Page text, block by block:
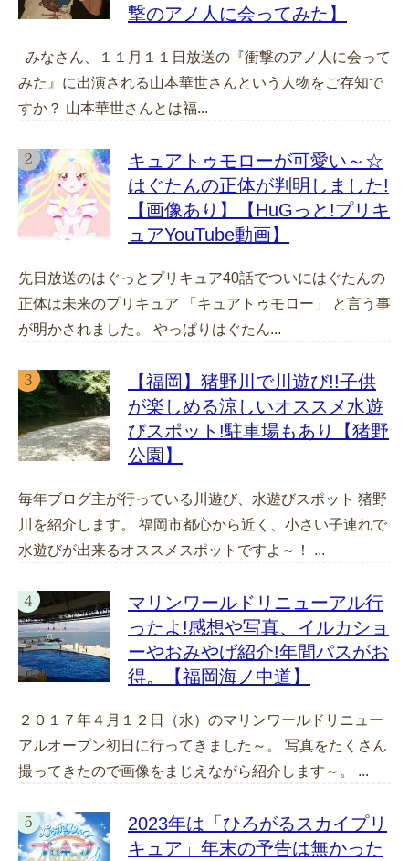
撃のアノ人に会ってみた】
みなさん、１１月１１日放送の『衝撃のアノ人に会って
みた』に出演される山本華世さんという人物をご存知で
すか？ 山本華世さんとは福...
キュアトゥモローが可愛い～☆
はぐたんの正体が判明しました!
【画像あり】【HuGっと!プリキ
ュアYouTube動画】
先日放送のはぐっとプリキュア40話でついにはぐたんの
正体は未来のプリキュア 「キュアトゥモロー」 と言う事
が明かされました。 やっぱりはぐたん...
【福岡】猪野川で川遊び!!子供
が楽しめる涼しいオススメ水遊
びスポット!駐車場もあり【猪野
公園】
毎年ブログ主が行っている川遊び、水遊びスポット 猪野
川を紹介します。 福岡市都心から近く、小さい子連れで
水遊びが出来るオススメスポットですよ～！ ...
マリンワールドリニューアル行
ったよ!感想や写真、イルカショ
ーやおみやげ紹介!年間パスがお
得。【福岡海ノ中道】
２０１７年４月１２日（水）のマリンワールドリニュー
アルオープン初日に行ってきました～。 写真をたくさん
撮ってきたので画像をまじえながら紹介します～。 ...
2023年は「ひろがるスカイプリ
キュア」年末の予告は無かった